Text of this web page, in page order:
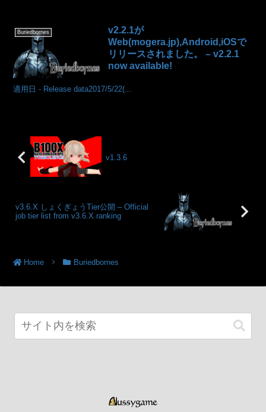
Buriedbornes
v2.2.1が
Web(mogera.jp),Android,iOSで
リリースされました。 – v2.2.1
now available!
適用日 - Release data2017/5/22(...
v1.3.6
v3.6.X しょくぎょうTier公開 – Official
job tier list from v3.6.X ranking
Home Buriedbornes